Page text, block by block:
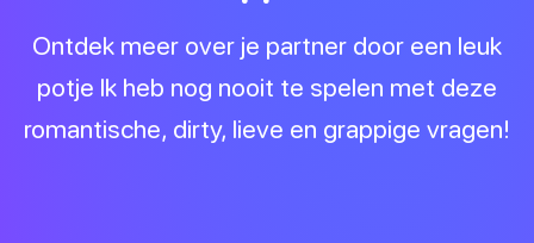
Ontdek meer over je partner door een leuk
potje Ik heb nog nooit te spelen met deze
romantische, dirty, lieve en grappige vragen!